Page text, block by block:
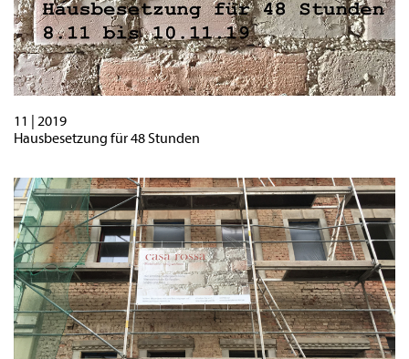
11 | 2019
Hausbesetzung für 48 Stunden